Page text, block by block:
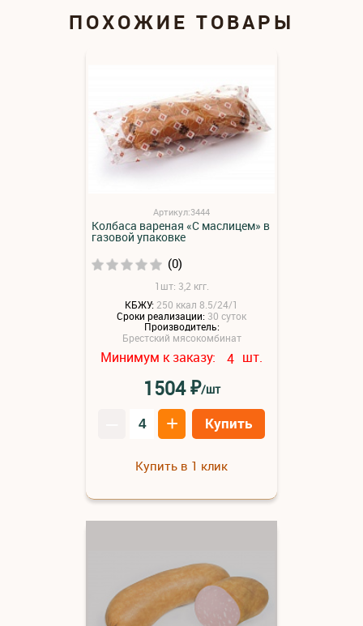
ПОХОЖИЕ ТОВАРЫ
Артикул:3444
Колбаса вареная «С маслицем» в
газовой упаковке
(0)
1шт: 3,2 кгг.
КБЖУ: 250 ккал 8.5/24/1
Сроки реализации: 30 суток
Производитель:
Брестский мясокомбинат
Минимум к заказу: 4 шт.
1504₽/шт
+ Купить
Купить в 1 клик